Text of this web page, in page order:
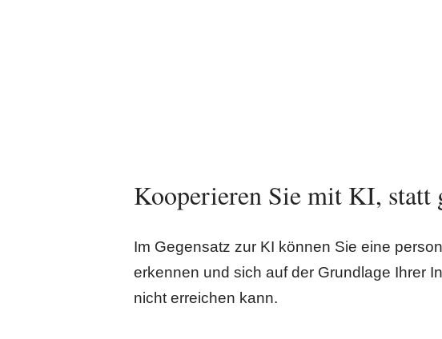
Kooperieren Sie mit KI, statt
Im Gegensatz zur KI können Sie eine
erkennen und sich auf der Grundlage Ihrer
nicht erreichen kann.